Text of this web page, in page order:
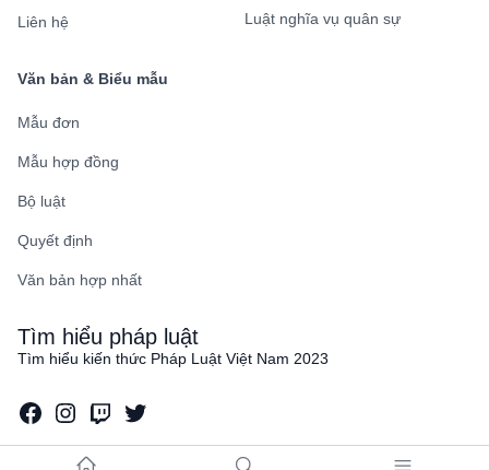
Liên hệ Luật nghĩa vụ quân sự
Văn bản & Biểu mẫu
Mẫu đơn
Mẫu hợp đồng
Bộ luật
Quyết định
Văn bản hợp nhất
Tìm hiểu pháp luật
Tìm hiểu kiến thức Pháp Luật Việt Nam 2023
Facebook
Instagram
TwitchTwitter